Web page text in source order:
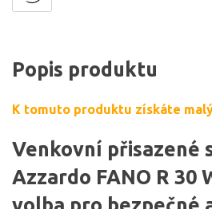
Popis produktu
K tomuto produktu získáte
Venkovní přisazené
Azzardo FANO R 30